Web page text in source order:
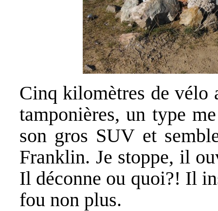
Cinq kilomètres de vélo
tamponières, un type
son gros SUV et
Franklin. Je stoppe, il
Il déconne ou quoi?! Il
fou non plus.